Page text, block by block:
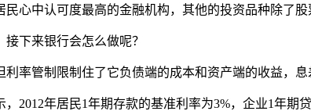
心中认可度最高的金融机构，其他的投资品种除了
下来银行会怎么做呢？
率管制限制住了它负债端的成本和资产端的收益，
2012年居民1年期存款的基准利率为3%，企业1年